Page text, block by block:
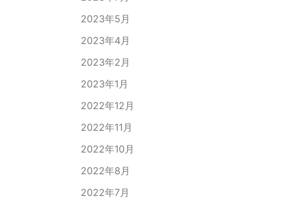
2023年5月
2023年4月
2023年2月
2023年1月
2022年12月
2022年11月
2022年10月
2022年8月
2022年7月